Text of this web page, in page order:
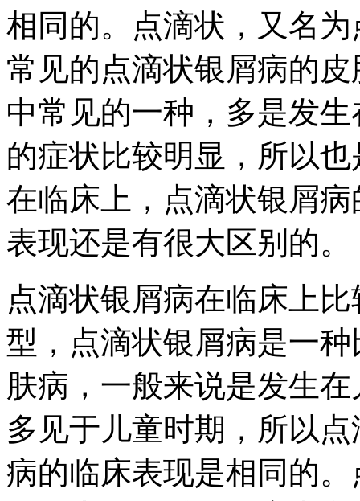
相同的。点滴状，又名
常见的点滴状银屑病的
中常见的一种，多是发
的症状比较明显，所以
在临床上，点滴状银屑
表现还是有很大区别的。
点滴状银屑病在临床上
型，点滴状银屑病是一
肤病，一般来说是发生
多见于儿童时期，所以
病的临床表现是相同的